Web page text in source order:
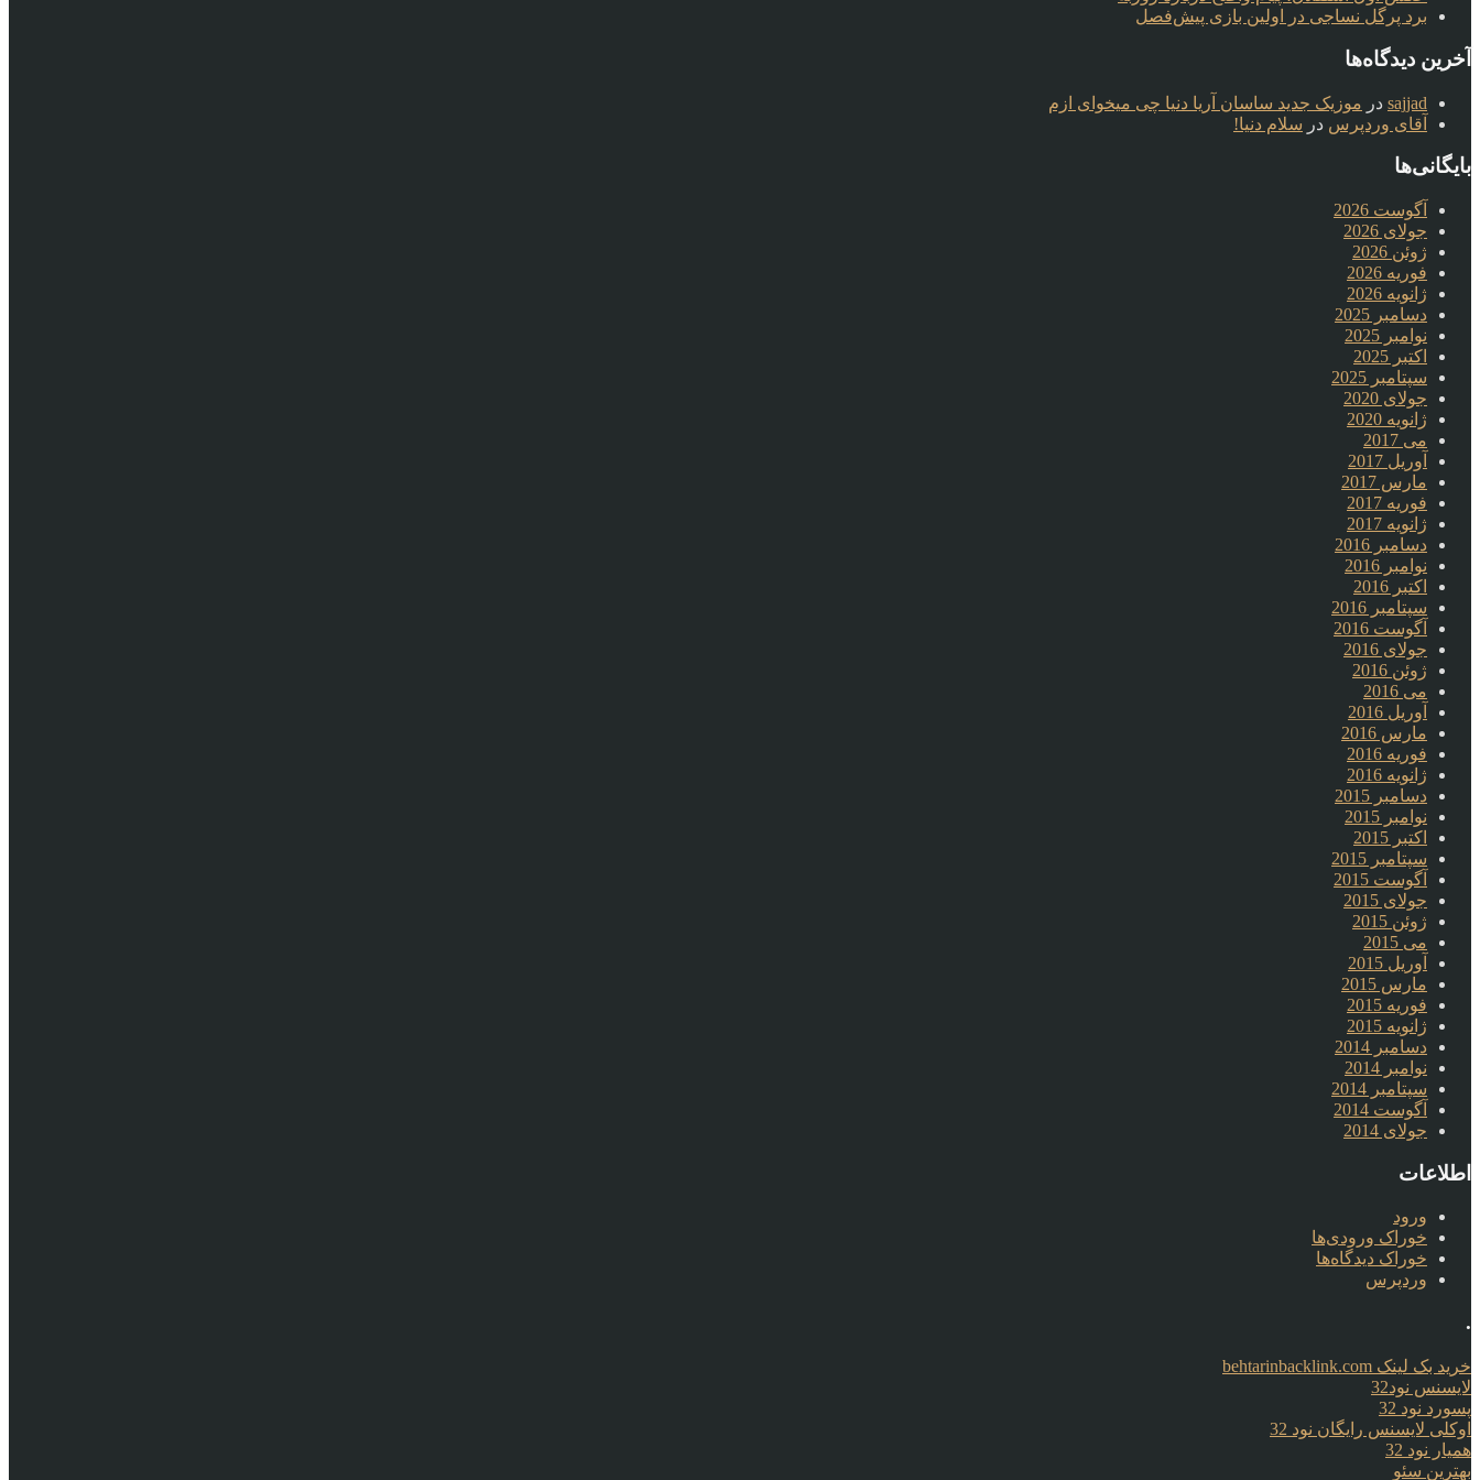
برد پرگل نساجی در اولین بازی پیش‌فصل
آخرین دیدگاه‌ها
sajjad در موزیک جدید ساسان آریا دنیا چی میخوای ازم
آقای وردپرس در سلام دنیا!
بایگانی‌ها
آگوست 2026
جولای 2026
ژوئن 2026
فوریه 2026
ژانویه 2026
دسامبر 2025
نوامبر 2025
اکتبر 2025
سپتامبر 2025
جولای 2020
ژانویه 2020
می 2017
آوریل 2017
مارس 2017
فوریه 2017
ژانویه 2017
دسامبر 2016
نوامبر 2016
اکتبر 2016
سپتامبر 2016
آگوست 2016
جولای 2016
ژوئن 2016
می 2016
آوریل 2016
مارس 2016
فوریه 2016
ژانویه 2016
دسامبر 2015
نوامبر 2015
اکتبر 2015
سپتامبر 2015
آگوست 2015
جولای 2015
ژوئن 2015
می 2015
آوریل 2015
مارس 2015
فوریه 2015
ژانویه 2015
دسامبر 2014
نوامبر 2014
سپتامبر 2014
آگوست 2014
جولای 2014
اطلاعات
ورود
خوراک ورودی‌ها
خوراک دیدگاه‌ها
وردپرس
.
خرید بک لینک behtarinbacklink.com
لایسنس نود32
پسورد نود 32
اوکلی لایسنس رایگان نود 32
همیار نود 32
بهترین سئو